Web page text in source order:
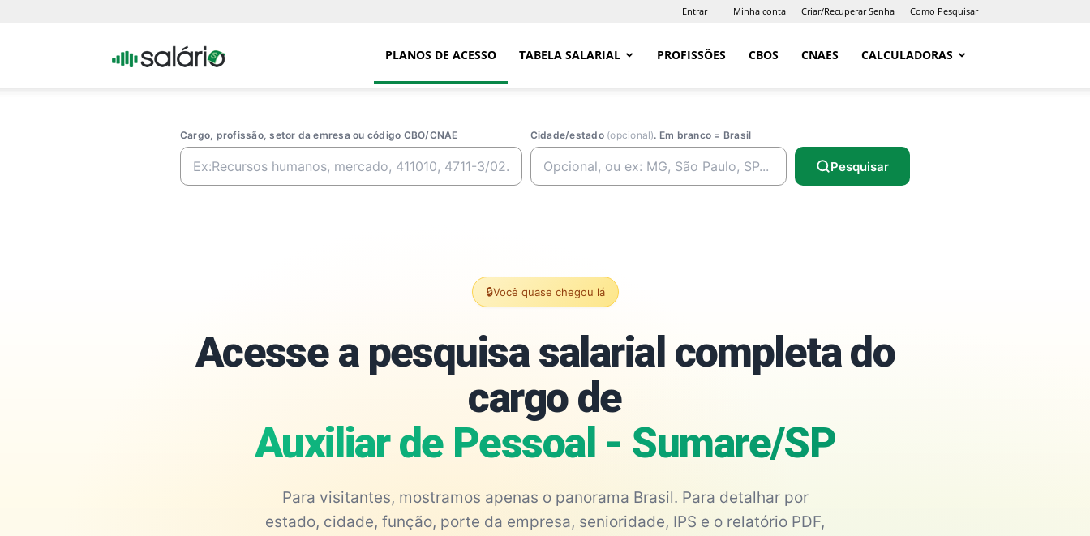
Entrar Minha conta Criar/Recuperar Senha Como Pesquisar
Portal PLANOS DE ACESSO TABELA SALARIAL PROFISSÕES CBOS CNAES CALCULADORAS
Cargo, profissão, setor da emresa ou código CBO/CNAE Cidade/estado (opcional). Em branco = Brasil
Pesquisar
🔒Você quase chegou lá
Acesse a pesquisa salarial completa do
cargo de
Auxiliar de Pessoal - Sumare/SP
Para visitantes, mostramos apenas o panorama Brasil. Para detalhar por
estado, cidade, função, porte da empresa, senioridade, IPS e o relatório PDF,